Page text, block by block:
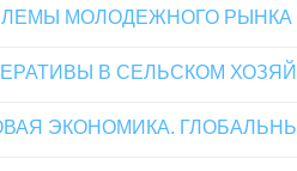
МОЛОДЕЖНОГО РЫНКА
В СЕЛЬСКОМ
ЭКОНОМИКА.